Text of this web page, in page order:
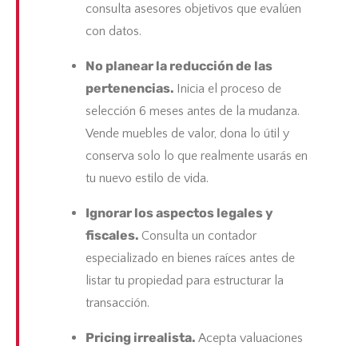
consulta asesores objetivos que evalúen
con datos.
No planear la reducción de las
pertenencias. Inicia el proceso de
selección 6 meses antes de la mudanza.
Vende muebles de valor, dona lo útil y
conserva solo lo que realmente usarás en
tu nuevo estilo de vida.
Ignorar los aspectos legales y
fiscales. Consulta un contador
especializado en bienes raíces antes de
listar tu propiedad para estructurar la
transacción.
Pricing irrealista. Acepta valuaciones